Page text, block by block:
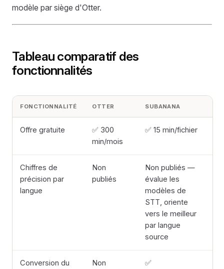
modèle par siège d'Otter.
Tableau comparatif des
fonctionnalités
FONCTIONNALITÉ OTTER SUBANANA
Offre gratuite
✅ 300
min/mois
✅ 15 min/fichier
Chiffres de
précision par
langue
Non
publiés
Non publiés —
évalue les
modèles de
STT, oriente
vers le meilleur
par langue
source
Conversion du
Non
✅